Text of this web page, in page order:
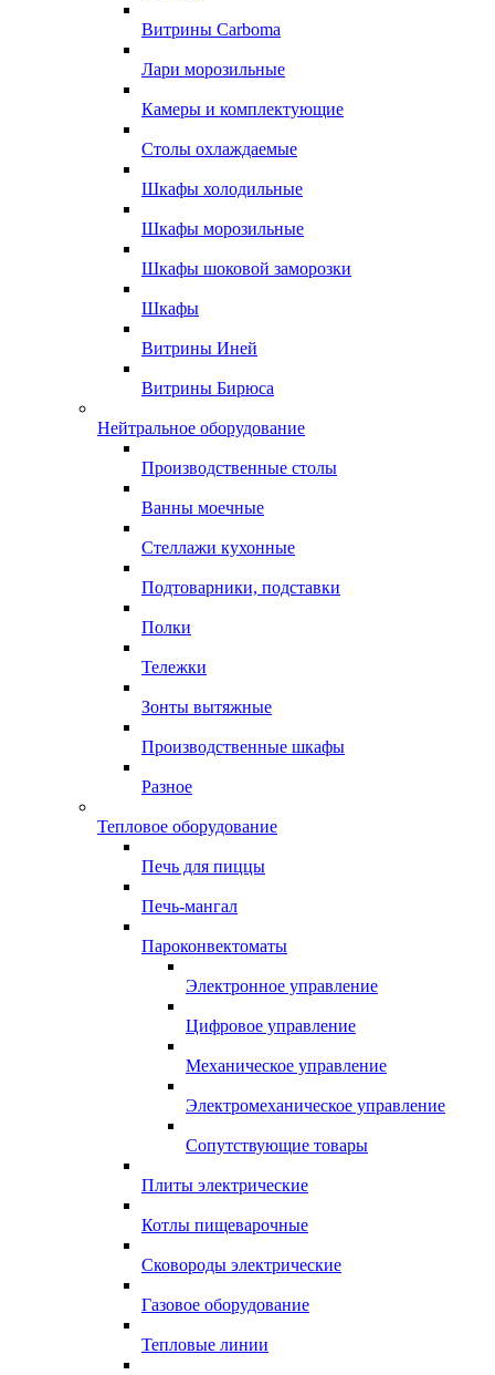
Витрины Carboma
Лари морозильные
Камеры и комплектующие
Столы охлаждаемые
Шкафы холодильные
Шкафы морозильные
Шкафы шоковой заморозки
Шкафы
Витрины Иней
Витрины Бирюса
Нейтральное оборудование
Производственные столы
Ванны моечные
Стеллажи кухонные
Подтоварники, подставки
Полки
Тележки
Зонты вытяжные
Производственные шкафы
Разное
Тепловое оборудование
Печь для пиццы
Печь-мангал
Пароконвектоматы
Электронное управление
Цифровое управление
Механическое управление
Электромеханическое управление
Сопутствующие товары
Плиты электрические
Котлы пищеварочные
Сковороды электрические
Газовое оборудование
Тепловые линии